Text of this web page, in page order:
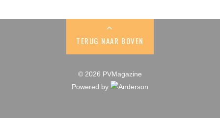
TERUG NAAR BOVEN
© 2026 PVMagazine
Powered by